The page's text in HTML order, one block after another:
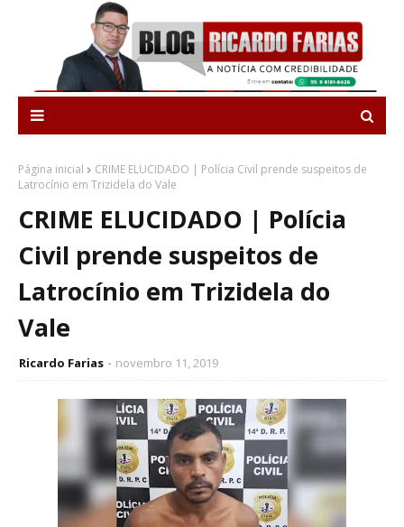
Página inicial
CRIME ELUCIDADO | Polícia Civil prende suspeitos de
Latrocínio em Trizidela do Vale
CRIME ELUCIDADO | Polícia
Civil prende suspeitos de
Latrocínio em Trizidela do
Vale
Ricardo Farias novembro 11, 2019